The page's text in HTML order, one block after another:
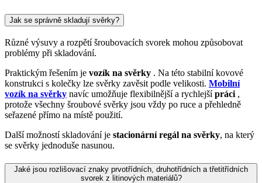
Jak se správně skladují svěrky?
Různé výsuvy a rozpětí šroubovacích svorek mohou způsobovat
problémy při skladování.
Praktickým řešením je vozík na svěrky . Na této stabilní kovové
konstrukci s kolečky lze svěrky zavěsit podle velikosti. Mobilní
vozík na svěrky navíc umožňuje flexibilnější a rychlejšípráci ,
protože všechny šroubové svěrky jsou vždy po ruce a přehledně
seřazené přímo na místě použití.
Další možností skladování je stacionární regál na svěrky, na který
se svěrky jednoduše nasunou.
Jaké jsou rozlišovací znaky prvotřídních, druhotřídních a třetitřídních
svorek z litinových materiálů?